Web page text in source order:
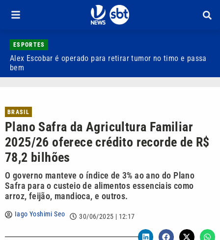
ESPORTES
Alex Escobar é operado para retirar tumor no timo e passa
bem
BRASIL
Plano Safra da Agricultura Familiar
2025/26 oferece crédito recorde de R$
78,2 bilhões
O governo manteve o índice de 3% ao ano do Plano
Safra para o custeio de alimentos essenciais como
arroz, feijão, mandioca, e outros.
Iago Yoshimi Seo 30/06/2025 | 12:17